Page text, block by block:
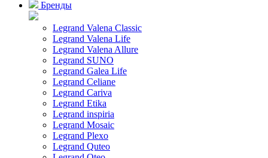
Бренды
Legrand Valena Classic
Legrand Valena Life
Legrand Valena Allure
Legrand SUNO
Legrand Galea Life
Legrand Celiane
Legrand Cariva
Legrand Etika
Legrand inspiria
Legrand Mosaic
Legrand Plexo
Legrand Quteo